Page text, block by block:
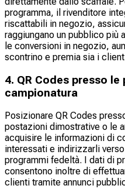
programma, il rivenditore
riscattabili in negozio,
raggiungano un pubblico più
le conversioni in negozio,
scontrino e premia sia i
4. QR Codes presso
campionatura
Posizionare QR Codes
postazioni dimostrative o le
acquisire le informazioni di
interessati e indirizzarli
programmi fedeltà. I dati di
consentono inoltre di
clienti tramite annunci